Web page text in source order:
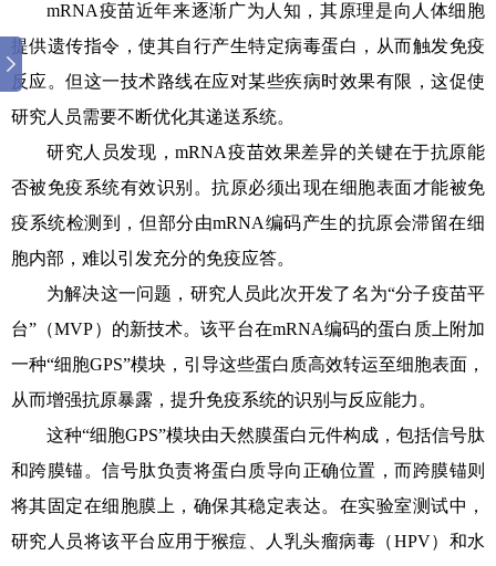
mRNA疫苗近年来逐渐广为人知，其原理是向人体细胞
提供遗传指令，使其自行产生特定病毒蛋白，从而触发免疫
反应。但这一技术路线在应对某些疾病时效果有限，这促使
研究人员需要不断优化其递送系统。
研究人员发现，mRNA疫苗效果差异的关键在于抗原能
否被免疫系统有效识别。抗原必须出现在细胞表面才能被免
疫系统检测到，但部分由mRNA编码产生的抗原会滞留在细
胞内部，难以引发充分的免疫应答。
为解决这一问题，研究人员此次开发了名为“分子疫苗平
台”（MVP）的新技术。该平台在mRNA编码的蛋白质上附加
一种“细胞GPS”模块，引导这些蛋白质高效转运至细胞表面，
从而增强抗原暴露，提升免疫系统的识别与反应能力。
这种“细胞GPS”模块由天然膜蛋白元件构成，包括信号肽
和跨膜锚。信号肽负责将蛋白质导向正确位置，而跨膜锚则
将其固定在细胞膜上，确保其稳定表达。在实验室测试中，
研究人员将该平台应用于猴痘、人乳头瘤病毒（HPV）和水